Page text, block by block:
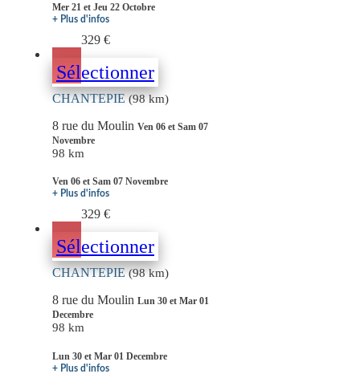
Mer 21 et Jeu 22 Octobre
+ Plus d'infos
329 €
Sélectionner
CHANTEPIE(98 km)
8 rue du Moulin Ven 06 et Sam 07
Novembre
98 km
Ven 06 et Sam 07 Novembre
+ Plus d'infos
329 €
Sélectionner
CHANTEPIE(98 km)
8 rue du Moulin Lun 30 et Mar 01
Decembre
98 km
Lun 30 et Mar 01 Decembre
+ Plus d'infos